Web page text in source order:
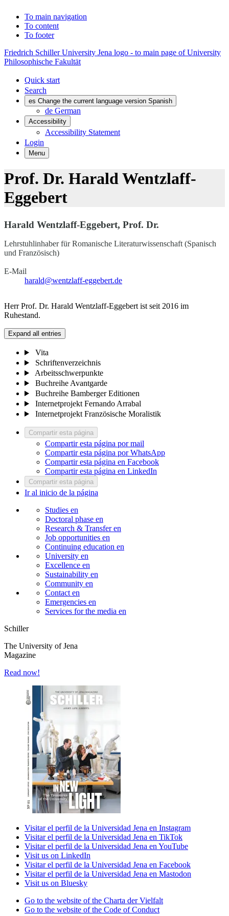
To main navigation
To content
To footer
Friedrich Schiller University Jena logo - to main page of University
Philosophische Fakultät
Quick start
Search
es Change the current language version Spanish
de German
Accessibility
Accessibility Statement
Login
Menu
Prof. Dr. Harald Wentzlaff-
Eggebert
Harald Wentzlaff-Eggebert, Prof. Dr.
Lehrstuhlinhaber für Romanische Literaturwissenschaft (Spanisch
und Französisch)
E-Mail
harald@wentzlaff-eggebert.de
Herr Prof. Dr. Harald Wentzlaff-Eggebert ist seit 2016 im
Ruhestand.
Expand all entries
Vita
Schriftenverzeichnis
Arbeitsschwerpunkte
Buchreihe Avantgarde
Buchreihe Bamberger Editionen
Internetprojekt Fernando Arrabal
Internetprojekt Französische Moralistik
Compartir esta página
Compartir esta página por mail
Compartir esta página por WhatsApp
Compartir esta página en Facebook
Compartir esta página en LinkedIn
Compartir esta página
Ir al inicio de la página
Studies en
Doctoral phase en
Research & Transferen
Job opportunities en
Continuing education en
University en
Excellence en
Sustainability en
Community en
Contact en
Emergencies en
Services for the media en
Schiller
The University of Jena
Magazine
Read now!
Visitar el perfil de la Universidad Jena en Instagram
Visitar el perfil de la Universidad Jena en TikTok
Visitar el perfil de la Universidad Jena en YouTube
Visit us on LinkedIn
Visitar el perfil de la Universidad Jena en Facebook
Visitar el perfil de la Universidad Jena en Mastodon
Visit us on Bluesky
Go to the website of the Charta der Vielfalt
Go to the website of the Code of Conduct